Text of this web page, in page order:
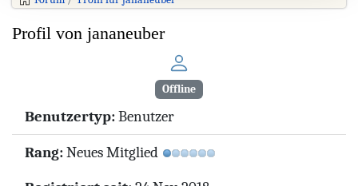
Profil von jananeuber
Offline
Benutzertyp:Benutzer
Rang:Neues Mitglied